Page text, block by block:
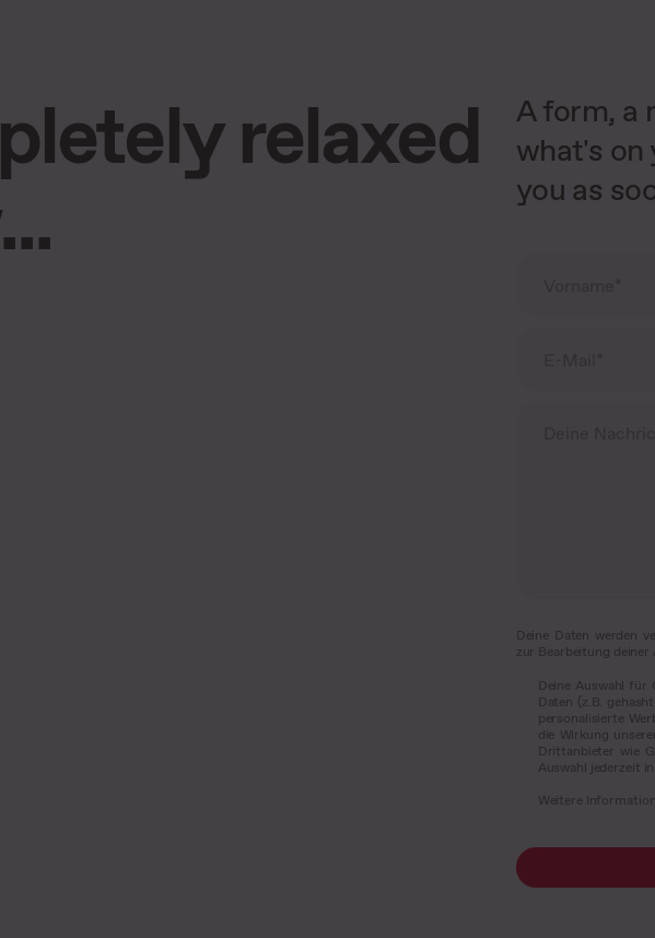
relaxed
A form, a
what's
you as
Deine Daten werden
zur Bearbeitung
Deine Auswahl für
Daten (z.B.
personalisierte
die Wirkung
Drittanbieter wie
Auswahl jederzeit
Weitere